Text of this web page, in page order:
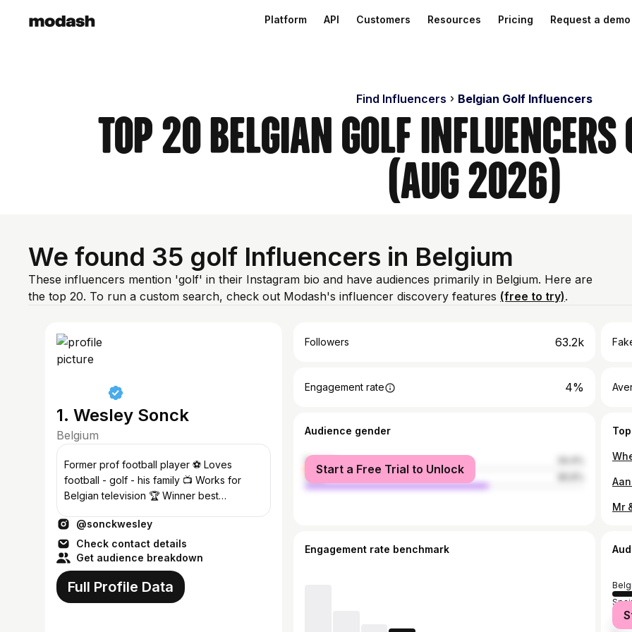
Platform API Customers Resources Pricing Request a demo
Find Influencers Belgian Golf Influencers
Top 20 Belgian Golf Influencers
(Aug 2026)
We found 35 golf Influencers in Belgium
These influencers mention 'golf' in their Instagram bio and have audiences primarily in Belgium. Here are
the top 20. To run a custom search, check out Modash's influencer discovery features (free to try).
1. Wesley Sonck
Belgium
Former prof football player ⚽️ Loves
football - golf - his family 📺 Works for
Belgian television 🏆 Winner best
@sonckwesley
Check contact details
Get audience breakdown
Full Profile Data
Followers 63.2k
Engagement rate 4%
Audience gender
female
male
Start a Free Trial to Unlock
Engagement rate benchmark